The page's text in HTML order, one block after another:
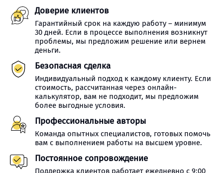
Доверие клиентов
Гарантийный срок на каждую работу – минимум
30 дней. Если в процессе выполнения возникнут
проблемы, мы предложим решение или вернем
деньги.
Безопасная сделка
Индивидуальный подход к каждому клиенту. Если
стоимость, рассчитанная через онлайн-
калькулятор, вам не подходит, мы предложим
более выгодные условия.
Профессиональные авторы
Команда опытных специалистов, готовых помочь
вам с выполнением работы на высшем уровне.
Постоянное сопровождение
Поддержка клиентов работает ежедневно с 9:00